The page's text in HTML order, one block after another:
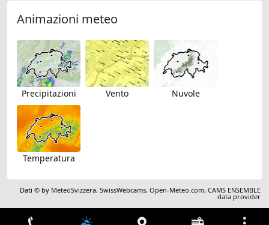
Animazioni meteo
Precipitazioni Vento Nuvole
Temperatura
Dati © by MeteoSvizzera,SwissWebcams,Open-Meteo.com,CAMS ENSEMBLE
data provider